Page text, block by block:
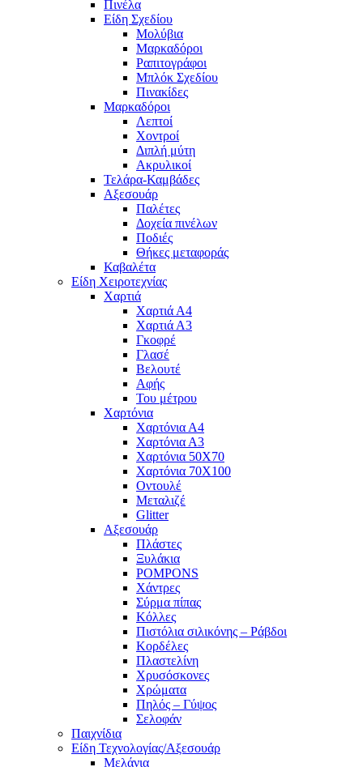
Πινέλα
Είδη Σχεδίου
Μολύβια
Μαρκαδόροι
Ραπιτογράφοι
Μπλόκ Σχεδίου
Πινακίδες
Μαρκαδόροι
Λεπτοί
Χοντροί
Διπλή μύτη
Ακρυλικοί
Τελάρα-Καμβάδες
Αξεσουάρ
Παλέτες
Δοχεία πινέλων
Ποδιές
Θήκες μεταφοράς
Καβαλέτα
Είδη Χειροτεχνίας
Χαρτιά
Χαρτιά Α4
Χαρτιά Α3
Γκοφρέ
Γλασέ
Βελουτέ
Αφής
Του μέτρου
Χαρτόνια
Χαρτόνια Α4
Χαρτόνια Α3
Χαρτόνια 50Χ70
Χαρτόνια 70Χ100
Οντουλέ
Μεταλιζέ
Glitter
Αξεσουάρ
Πλάστες
Ξυλάκια
POMPONS
Χάντρες
Σύρμα πίπας
Κόλλες
Πιστόλια σιλικόνης – Ράβδοι
Κορδέλες
Πλαστελίνη
Χρυσόσκονες
Χρώματα
Πηλός – Γύψος
Σελοφάν
Παιχνίδια
Είδη Τεχνολογίας/Αξεσουάρ
Μελάνια